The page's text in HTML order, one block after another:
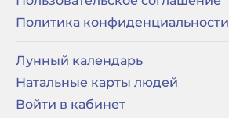
Политика конфиденциальности
Лунный календарь
Натальные карты людей
Войти в кабинет